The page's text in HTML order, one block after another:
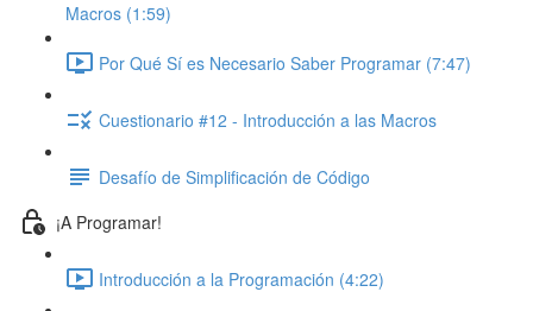
Macros (1:59)
Por Qué Sí es Necesario Saber Programar (7:47)
Cuestionario #12 - Introducción a las Macros
Desafío de Simplificación de Código
¡A Programar!
Introducción a la Programación (4:22)